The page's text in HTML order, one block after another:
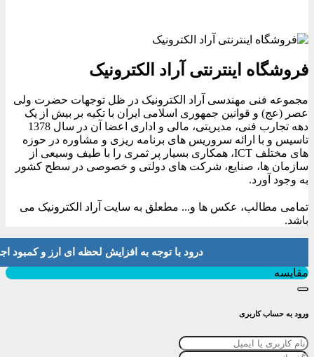
فروشگاه اینترنتی آراد الکترونیک
مجموعه فنی مهندسی آراد الکترونیک در ظل توجهات حضرت ولی
عصر (عج) و قوانین جمهوری اسلامی ایران با تکیه بر بیش از یک
دهه تجارب فنی، مدیریتی، مالی و اداری اعضا آن در سال 1378
تاسیس و با ارائه سروریس های برنامه ریزی و مشاوره در حوزه
های مختلف ICT، همکاری بسیار پر ثمری را با طیف وسیعی از
سازمان ها، صنایع، شرکت های دولتی و خصوصی در سطح کشور
به وجود آورد.
تمامی مطالب، عکس ها و... مطعلق به سایت آراد الکترونیک می
باشد.
درود با توجه به افزایش لحظه ای ارز و کمبود اجناس لطفا موجودی
مقایسه
ورود به حساب کاربری